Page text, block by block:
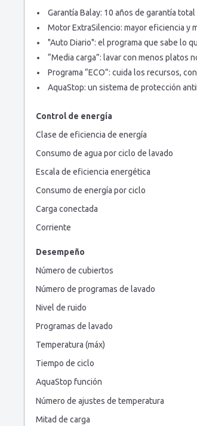
Garantía Balay: 10 años de garantía total
Motor ExtraSilencio: mayor eficiencia y
"Auto Diario": el programa que sabe lo
“Media carga”: lavar con menos platos
Programa “ECO”: cuida los recursos,
AquaStop: un sistema de protección
Control de energía
Clase de eficiencia de energía
Consumo de agua por ciclo de lavado
Escala de eficiencia energética
Consumo de energía por ciclo
Carga conectada
Corriente
Desempeño
Número de cubiertos
Número de programas de lavado
Nivel de ruido
Programas de lavado
Temperatura (máx)
Tiempo de ciclo
AquaStop función
Número de ajustes de temperatura
Mitad de carga